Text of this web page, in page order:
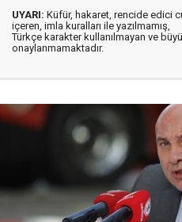
UYARI: Küfür, hakaret, rencide edici
içeren, imla kuralları ile yazılmamış,
Türkçe karakter kullanılmayan ve
onaylanmamaktadır.